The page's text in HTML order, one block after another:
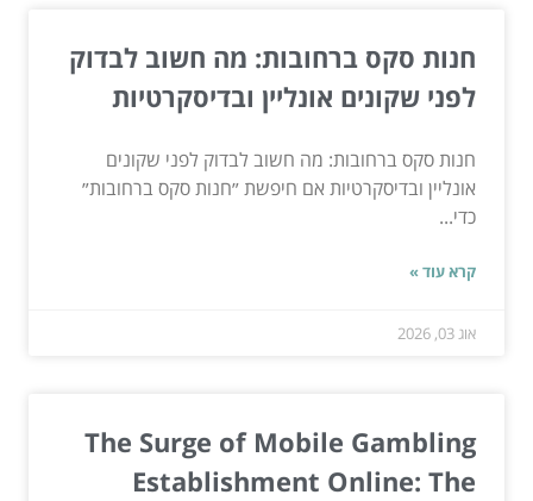
חנות סקס ברחובות: מה חשוב לבדוק
לפני שקונים אונליין ובדיסקרטיות
חנות סקס ברחובות: מה חשוב לבדוק לפני שקונים
אונליין ובדיסקרטיות אם חיפשת ״חנות סקס ברחובות״
כדי...
קרא עוד »
אוג 03, 2026
The Surge of Mobile Gambling
Establishment Online: The